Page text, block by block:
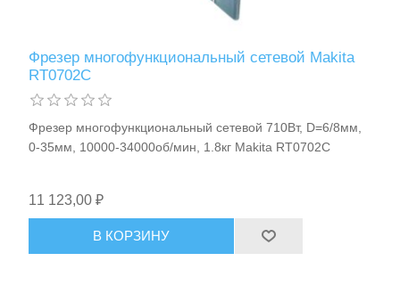
Фрезер многофункциональный сетевой Makita
RT0702C
Фрезер многофункциональный сетевой 710Вт, D=6/8мм,
0-35мм, 10000-34000об/мин, 1.8кг Makita RT0702C
11 123,00 ₽
В КОРЗИНУ